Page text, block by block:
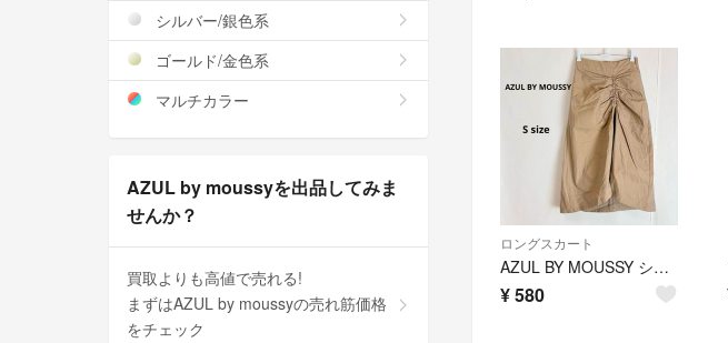
ロングスカート
AZUL BY MOUSSY シャーリングシャンブレーミディスカート S
¥580
シルバー/銀色系
ゴールド/金色系
マルチカラー
AZUL by moussyを出品してみま
せんか？
買取よりも高値で売れる!
まずはAZUL by moussyの売れ筋価格
をチェック